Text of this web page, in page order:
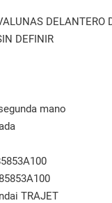
DELANTERO
DEFINIR
mano
TRAJET